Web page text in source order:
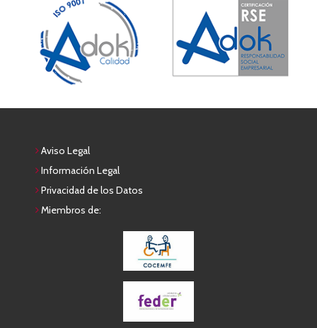
Aviso Legal
Información Legal
Privacidad de los Datos
Miembros de: